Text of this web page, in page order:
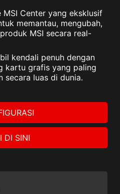
MSI Center yang eksklusif
memantau, mengubah,
MSI secara real-
kendali penuh dengan
kartu grafis yang paling
secara luas di dunia.
DI SINI